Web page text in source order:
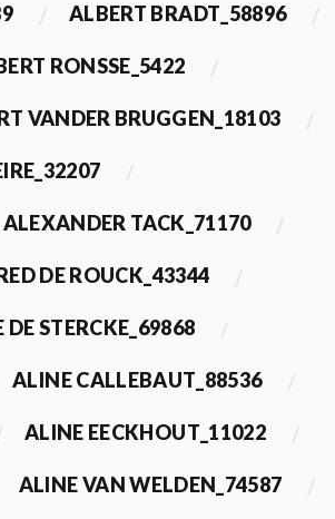
ALBERT BRADT_58896
RONSSE_5422
VANDER BRUGGEN_18103
ALEXANDER TACK_71170
DE ROUCK_43344
DE STERCKE_69868
ALINE CALLEBAUT_88536
ALINE EECKHOUT_11022
ALINE VAN WELDEN_74587